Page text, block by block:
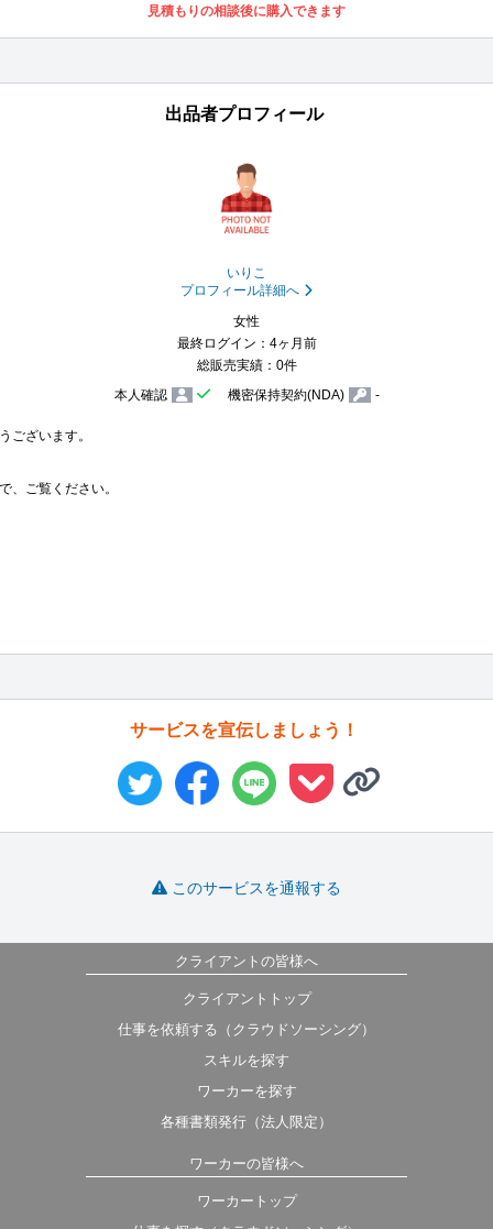
見積もりの相談後に購入できます
出品者プロフィール
いりこ
プロフィール詳細へ
女性
最終ログイン：4ヶ月前
総販売実績：0件
本人確認
機密保持契約(NDA) -
ございます。
、ご覧ください。
サービスを宣伝しましょう！
このサービスを通報する
クライアントの皆様へ
クライアントトップ
仕事を依頼する（クラウドソーシング）
スキルを探す
ワーカーを探す
各種書類発行（法人限定）
ワーカーの皆様へ
ワーカートップ